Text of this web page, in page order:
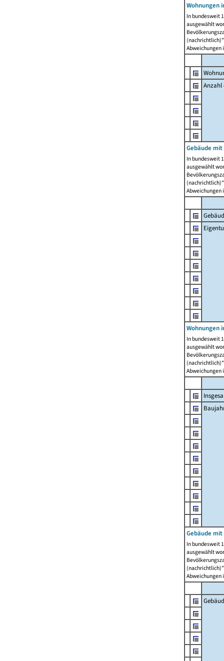
Wohnungen
In bundesweit
ausgewählt
Abweichungen
Anzahl
Gebäude
In bundesweit
ausgewählt
Abweichungen
Wohnungen
In bundesweit
ausgewählt
Abweichungen
Gebäude mit
In bundesweit
ausgewählt
Abweichungen